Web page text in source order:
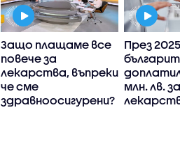
Защо плащаме все
повече за
лекарства, въпреки
че сме
здравноосигурени?
През
млн. лв. за